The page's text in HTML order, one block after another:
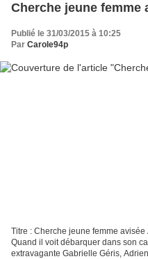
Cherche jeune femme
Publié le 31/03/2015 à 10:25
Par Carole94p
Titre : Cherche jeune femme
Quand il voit débarquer dans son
extravagante Gabrielle Géris,